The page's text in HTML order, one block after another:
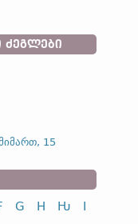
15
G H Ƕ
I